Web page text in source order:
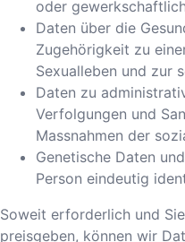
oder
Daten über die
Zugehörigkeit zu
Sexualleben und zur
Daten zu
Verfolgungen und
Massnahmen der
Genetische Daten
Person eindeutig
Soweit erforderlich und
preisgeben, können wir